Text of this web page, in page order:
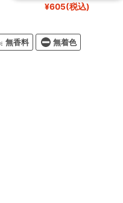
¥605(税込)
無香料 無着色